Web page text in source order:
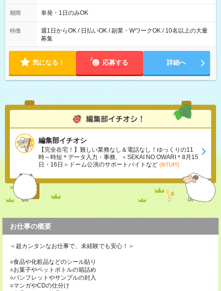
～21：00
期間 単発・1日のみOK
特徴
週1日からOK / 日払いOK / 副業・WワークOK / 10名以上の大量
募集
気になる！ 応募する 詳細へ
編集部イチオシ
【完全在宅！】難しい業務なし＆電話なし！ゆっくりの11
時～時短＊データ入力・事務、＜SEKAI NO OWARI＊8月15
日・16日＞ドーム公演のサポートバイトなど (8/7UP!)
お仕事の概要
＜超カンタンなお仕事で、未経験でも安心！＞
○食品や化粧品などのシール貼り
○お菓子やペットボトルの箱詰め
○パンフレットやサンプルの封入
○マンガやCDの仕分け